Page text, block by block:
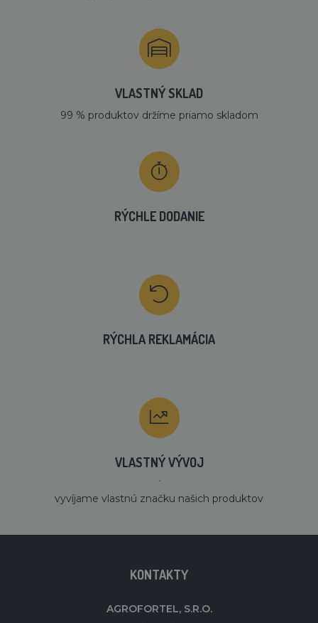
VLASTNÝ SKLAD
99 % produktov držíme priamo skladom
RÝCHLE DODANIE
RÝCHLA REKLAMÁCIA
VLASTNÝ VÝVOJ
´
vyvíjame vlastnú značku našich produktov
KONTAKTY
AGROFORTEL, S.R.O.